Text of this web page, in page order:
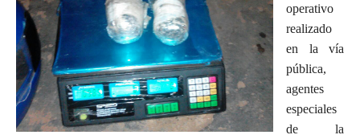
operativo
realizado
en la vía
pública,
agentes
especiales
de la